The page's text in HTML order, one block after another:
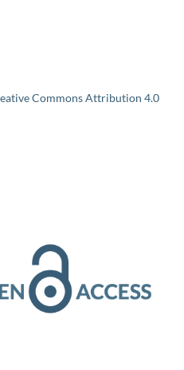
Commons Attribution 4.0